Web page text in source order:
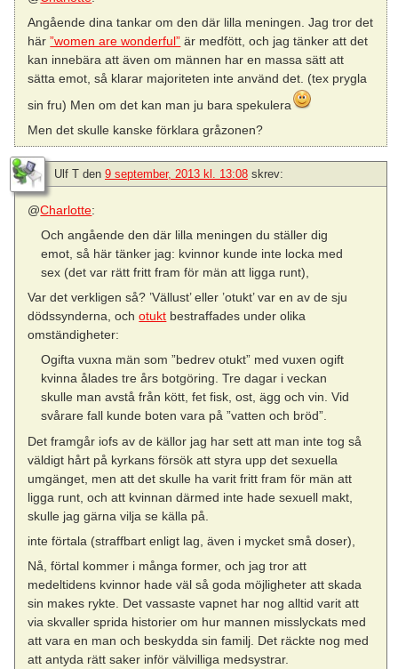
Angående dina tankar om den där lilla meningen. Jag tror det
här”women are wonderful” är medfött, och jag tänker att det
kan innebära att även om männen har en massa sätt att
sätta emot, så klarar majoriteten inte använd det. (tex prygla
sin fru) Men om det kan man ju bara spekulera
Men det skulle kanske förklara gråzonen?
Ulf T den 9 september, 2013 kl. 13:08 skrev:
@Charlotte:
Och angående den där lilla meningen du ställer dig
emot, så här tänker jag: kvinnor kunde inte locka med
sex (det var rätt fritt fram för män att ligga runt),
Var det verkligen så? ’Vällust’ eller ’otukt’ var en av de sju
dödssynderna, ochotukt bestraffades under olika
omständigheter:
Ogifta vuxna män som ”bedrev otukt” med vuxen ogift
kvinna ålades tre års botgöring. Tre dagar i veckan
skulle man avstå från kött, fet fisk, ost, ägg och vin. Vid
svårare fall kunde boten vara på ”vatten och bröd”.
Det framgår iofs av de källor jag har sett att man inte tog så
väldigt hårt på kyrkans försök att styra upp det sexuella
umgänget, men att det skulle ha varit fritt fram för män att
ligga runt, och att kvinnan därmed inte hade sexuell makt,
skulle jag gärna vilja se källa på.
inte förtala (straffbart enligt lag, även i mycket små doser),
Nå, förtal kommer i många former, och jag tror att
medeltidens kvinnor hade väl så goda möjligheter att skada
sin makes rykte. Det vassaste vapnet har nog alltid varit att
via skvaller sprida historier om hur mannen misslyckats med
att vara en man och beskydda sin familj. Det räckte nog med
att antyda rätt saker inför välvilliga medsystrar.